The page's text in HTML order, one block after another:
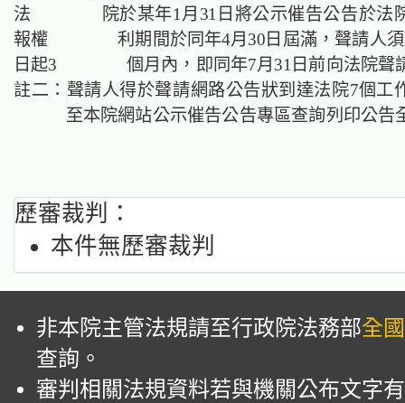
法 院於某年1月31日將公示催告公告於法院
報權 利期間於同年4月30日屆滿，聲請人須
日起3 個月內，即同年7月31日前向法院聲
註二：聲請人得於聲請網路公告狀到達法院7個工
至本院網站公示催告公告專區查詢列印公告
歷審裁判：
本件無歷審裁判
非本院主管法規請至行政院法務部全
查詢。
審判相關法規資料若與機關公布文字